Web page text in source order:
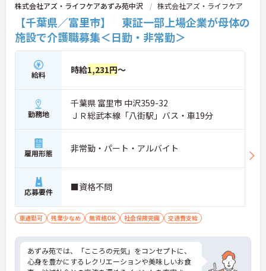
株式会社アズ・ライフケアあずみ苑中沢 株式会社アズ・ライフケア
【千葉県／富里市】 東証一部上場企業が母体の
施設で介護職募集＜日勤・非常勤＞
給料 時給1,231円～
勤務地
千葉県 富里市 中沢359-32
ＪＲ総武本線「八街駅」バス・車19分
雇用形態 非常勤・パート・アルバイト
応募要件 ■資格不問
車通勤可 残業少なめ 無資格OK 社会保険完備 交通費支給
あずみ苑では、「こころの元気」をコンセプトに、
心身を豊かにするレクリエーションや美味しいお食